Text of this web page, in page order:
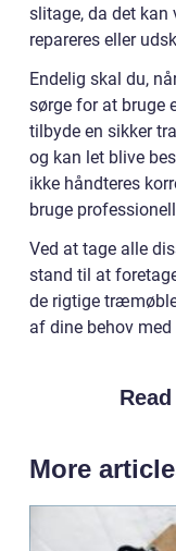
slitage, da det kan
repareres eller
Endelig skal du,
sørge for at bruge
tilbyde en sikker
og kan let blive
ikke håndteres
bruge
Ved at tage alle
stand til at
de rigtige
af dine behov med
More